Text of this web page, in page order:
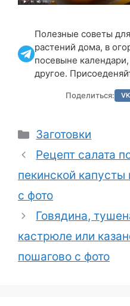
Полезные советы
растений дома, в
посевыне
другое.
Поделиться: VK
Рубрики
Заготовки
Рецепт салата
пекинской
с фото
Говядина,
кастрюле или
пошагово с фото